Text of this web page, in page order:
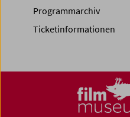
Programmarchiv
Ticketinformationen